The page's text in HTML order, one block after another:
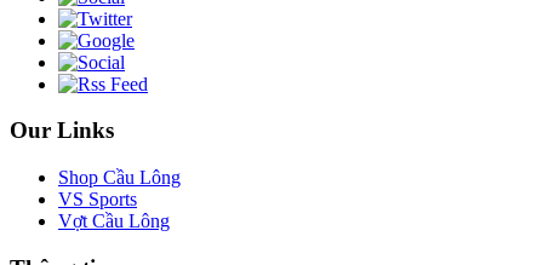
Our Links
Shop Cầu Lông
VS Sports
Vợt Cầu Lông